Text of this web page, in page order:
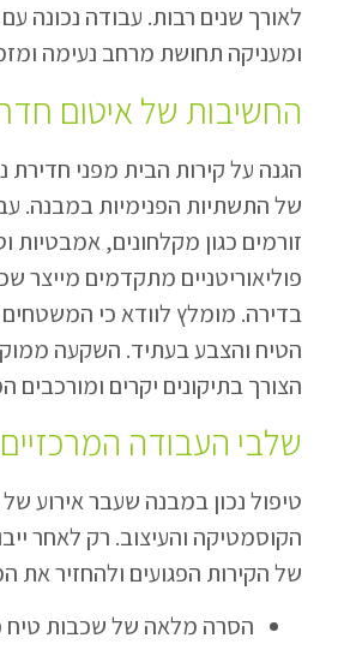
לאורך שנים רבות. עבודה נכונה
ומעניקה תחושת מרחב נעימה
החשיבות של איטום
הגנה על קירות הבית מפני חדירת
של התשתיות הפנימיות במבנה.
זורמים כגון מקלחונים,
פוליאוריטניים מתקדמים
בדירה. מומלץ לוודא כי המשטחים
הטיח והצבע בעתיד. השקעה
הצורך בתיקונים יקרים ומורכבים
שלבי העבודה
טיפול נכון במבנה שעבר אירוע
הקוסמטיקה והעיצוב. רק לאחר
של הקירות הפגועים ולהחזיר את
הסרה מלאה של שכבות טיח